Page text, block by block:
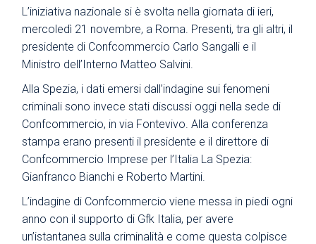
L’iniziativa nazionale si è svolta nella giornata di ieri,
mercoledì 21 novembre, a Roma. Presenti, tra gli altri, il
presidente di Confcommercio Carlo Sangalli e il
Ministro dell’Interno Matteo Salvini.
Alla Spezia, i dati emersi dall’indagine sui fenomeni
criminali sono invece stati discussi oggi nella sede di
Confcommercio, in via Fontevivo. Alla conferenza
stampa erano presenti il presidente e il direttore di
Confcommercio Imprese per l’Italia La Spezia:
Gianfranco Bianchi e Roberto Martini.
L’indagine di Confcommercio viene messa in piedi ogni
anno con il supporto di Gfk Italia, per avere
un’istantanea sulla criminalità e come questa colpisce